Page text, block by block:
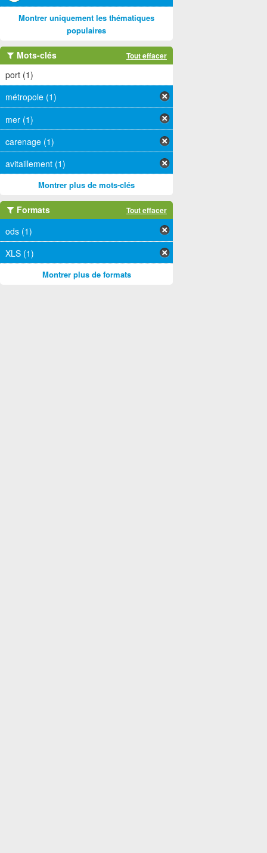
Montrer uniquement les thématiques
populaires
Mots-clés Tout effacer
port (1)
métropole (1)
mer (1)
carenage (1)
avitaillement (1)
Montrer plus de mots-clés
Formats Tout effacer
ods (1)
XLS (1)
Montrer plus de formats